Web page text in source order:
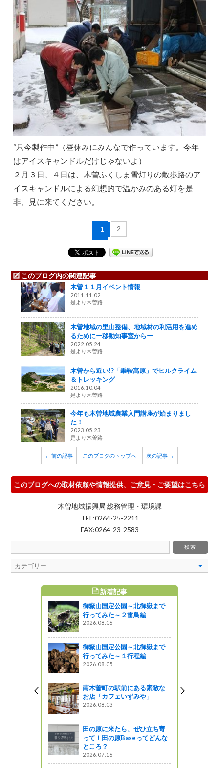
“只今製作中”（昼休みにみんなで作っています。今年
はアイスキャンドルだけじゃないよ）
２月３日、４日は、木曽ふくしま雪灯りの散歩路のア
イスキャンドルによる幻想的で温かみのある灯を是
非、見に来てください。
1 2
このブログ内の関連記事
木曽１１月イベント情報
2011.11.02
是より木曽路
木曽地域の里山整備、地域材の利活用を進め
るためにー移動知事室からー
2022.05.24
是より木曽路
木曽から近い!?「乗鞍高原」でヒルクライム
＆トレッキング
2016.10.04
是より木曽路
今年も木曽地域農業入門講座が始まりまし
た！
2023.05.23
是より木曽路
← 前の記事 このブログのトップへ 次の記事 →
このブログへの取材依頼や情報提供、ご意見・ご要望はこちら
木曽地域振興局 総務管理・環境課
TEL:0264-25-2211
FAX:0264-23-2583
新着記事
御嶽山国定公園～北御嶽まで
行ってみた～２雷鳥編
2026.08.06
御嶽山国定公園～北御嶽まで
行ってみた～１行程編
2026.08.05
南木曽町の駅前にある素敵な
お店「カフェいずみや」
2026.08.03
田の原に来たら、ぜひ立ち寄
って！田の原Baseってどんな
ところ？
2026.07.16